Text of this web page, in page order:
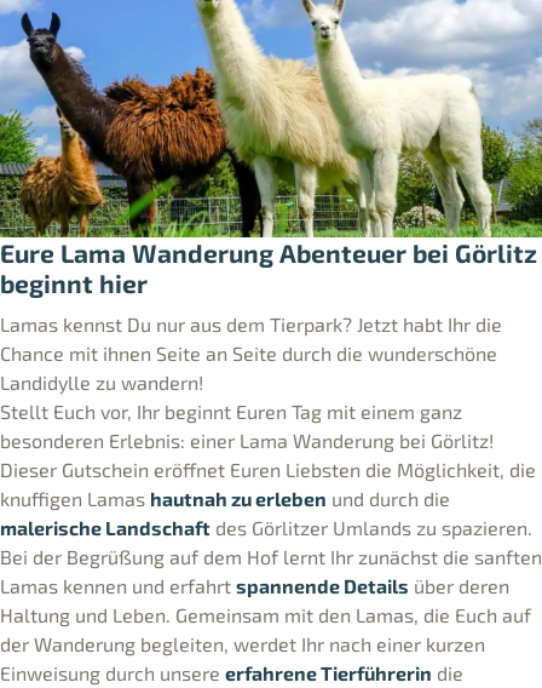
Eure Lama Wanderung Abenteuer bei Görlitz
beginnt hier
Lamas kennst Du nur aus dem Tierpark? Jetzt habt Ihr die
Chance mit ihnen Seite an Seite durch die wunderschöne
Landidylle zu wandern!
Stellt Euch vor, Ihr beginnt Euren Tag mit einem ganz
besonderen Erlebnis: einer Lama Wanderung bei Görlitz!
Dieser Gutschein eröffnet Euren Liebsten die Möglichkeit, die
knuffigen Lamas hautnah zu erleben und durch die
malerische Landschaft des Görlitzer Umlands zu spazieren.
Bei der Begrüßung auf dem Hof lernt Ihr zunächst die sanften
Lamas kennen und erfahrt spannende Details über deren
Haltung und Leben. Gemeinsam mit den Lamas, die Euch auf
der Wanderung begleiten, werdet Ihr nach einer kurzen
Einweisung durch unsere erfahrene Tierführerin die